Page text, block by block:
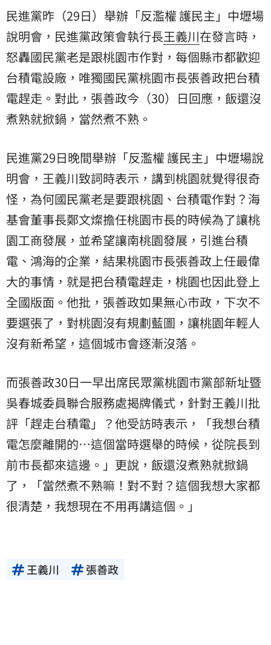
民進黨昨（29日）舉辦「反濫權 護民主」中壢場
說明會，民進黨政策會執行長王義川在發言時，
怒轟國民黨老是跟桃園市作對，每個縣市都歡迎
台積電設廠，唯獨國民黨桃園市長張善政把台積
電趕走。對此，張善政今（30）日回應，飯還沒
煮熟就掀鍋，當然煮不熟。
民進黨29日晚間舉辦「反濫權 護民主」中壢場說
明會，王義川致詞時表示，講到桃園就覺得很奇
怪，為何國民黨老是要跟桃園、台積電作對？海
基會董事長鄭文燦擔任桃園市長的時候為了讓桃
園工商發展，並希望讓南桃園發展，引進台積
電、鴻海的企業，結果桃園市長張善政上任最偉
大的事情，就是把台積電趕走，桃園也因此登上
全國版面。他批，張善政如果無心市政，下次不
要選張了，對桃園沒有規劃藍圖，讓桃園年輕人
沒有新希望，這個城市會逐漸沒落。
而張善政30日一早出席民眾黨桃園市黨部新址暨
吳春城委員聯合服務處揭牌儀式，針對王義川批
評「趕走台積電」？他受訪時表示，「我想台積
電怎麼離開的⋯這個當時選舉的時候，從院長到
前市長都來這邊。」更說，飯還沒煮熟就掀鍋
了，「當然煮不熟嘛！對不對？這個我想大家都
很清楚，我想現在不用再講這個。」
王義川 張善政